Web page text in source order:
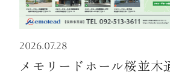
お見積もり
2026.07.28
メモリードホール桜並木